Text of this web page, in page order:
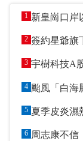
1
2
3 宇樹科技A
4 颱風「白
5
6 周志康不信